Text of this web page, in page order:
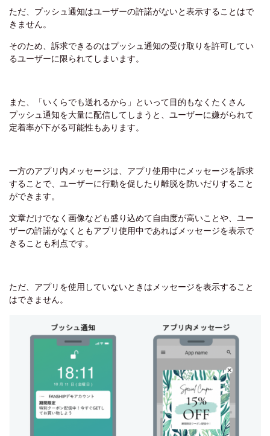
ただ、プッシュ通知はユーザーの許諾がないと表示することはで
きません。
そのため、訴求できるのはプッシュ通知の受け取りを許可してい
るユーザーに限られてしまいます。
また、「いくらでも送れるから」といって目的もなくたくさん
プッシュ通知を大量に配信してしまうと、ユーザーに嫌がられて
定着率が下がる可能性もあります。
一方のアプリ内メッセージは、アプリ使用中にメッセージを訴求
することで、ユーザーに行動を促したり離脱を防いだりすること
ができます。
文章だけでなく画像なども盛り込めて自由度が高いことや、ユー
ザーの許諾がなくともアプリ使用中であればメッセージを表示で
きることも利点です。
ただ、アプリを使用していないときはメッセージを表示すること
はできません。